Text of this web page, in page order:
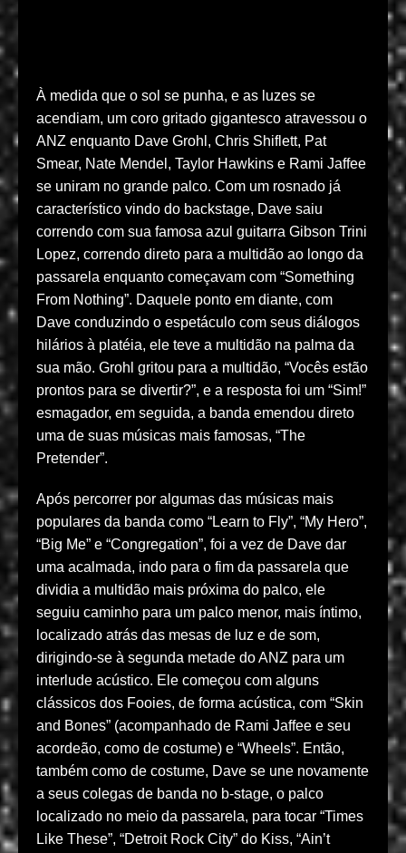
À medida que o sol se punha, e as luzes se
acendiam, um coro gritado gigantesco atravessou o
ANZ enquanto Dave Grohl, Chris Shiflett, Pat
Smear, Nate Mendel, Taylor Hawkins e Rami Jaffee
se uniram no grande palco. Com um rosnado já
característico vindo do backstage, Dave saiu
correndo com sua famosa azul guitarra Gibson Trini
Lopez, correndo direto para a multidão ao longo da
passarela enquanto começavam com “Something
From Nothing”. Daquele ponto em diante, com
Dave conduzindo o espetáculo com seus diálogos
hilários à platéia, ele teve a multidão na palma da
sua mão. Grohl gritou para a multidão, “Vocês estão
prontos para se divertir?”, e a resposta foi um “Sim!”
esmagador, em seguida, a banda emendou direto
uma de suas músicas mais famosas, “The
Pretender”.
Após percorrer por algumas das músicas mais
populares da banda como “Learn to Fly”, “My Hero”,
“Big Me” e “Congregation”, foi a vez de Dave dar
uma acalmada, indo para o fim da passarela que
dividia a multidão mais próxima do palco, ele
seguiu caminho para um palco menor, mais íntimo,
localizado atrás das mesas de luz e de som,
dirigindo-se à segunda metade do ANZ para um
interlude acústico. Ele começou com alguns
clássicos dos Fooies, de forma acústica, com “Skin
and Bones” (acompanhado de Rami Jaffee e seu
acordeão, como de costume) e “Wheels”. Então,
também como de costume, Dave se une novamente
a seus colegas de banda no b-stage, o palco
localizado no meio da passarela, para tocar “Times
Like These”, “Detroit Rock City” do Kiss, “Ain’t